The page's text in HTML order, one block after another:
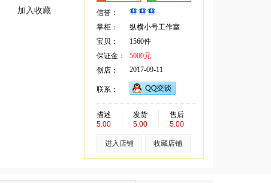
加入收藏
信誉：
掌柜：
纵横小号工作室
宝贝：
1560件
保证金：
5000元
创店：
2017-09-11
联系：
描述
5.00
发货
5.00
售后
5.00
进入店铺 收藏店铺